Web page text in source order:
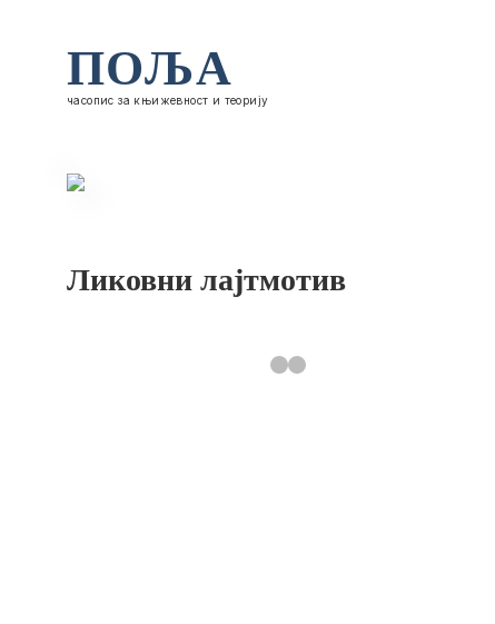
ПОЉА
часопис за књижевност и теорију
Ликовни лајтмотив